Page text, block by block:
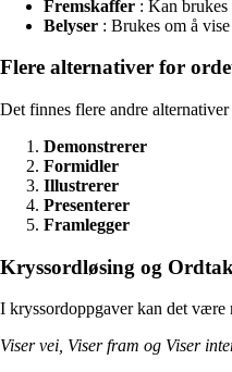
Fremskaffer : Kan
Belyser : Brukes om å
Flere alternativer for
Det finnes flere andre
Demonstrerer
Formidler
Illustrerer
Presenterer
Framlegger
Kryssordløsing og Ordtak
I kryssordoppgaver kan det
Viser vei, Viser fram og Viser